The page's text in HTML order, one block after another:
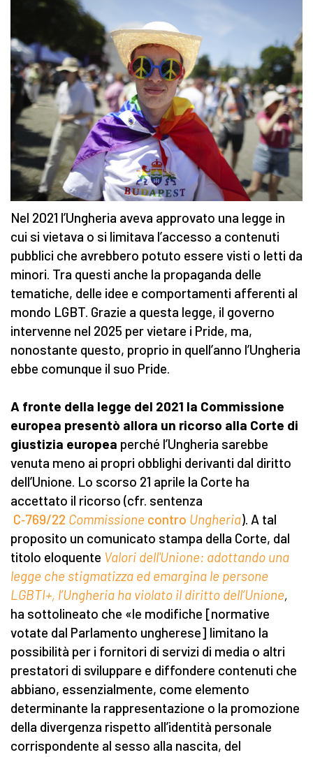
Nel 2021 l’Ungheria aveva approvato una legge in
cui si vietava o si limitava l’accesso a contenuti
pubblici che avrebbero potuto essere visti o letti da
minori. Tra questi anche la propaganda delle
tematiche, delle idee e comportamenti afferenti al
mondo LGBT. Grazie a questa legge, il governo
intervenne nel 2025 per vietare i Pride, ma,
nonostante questo, proprio in quell’anno l’Ungheria
ebbe comunque il suo Pride.
A fronte della legge del 2021 la Commissione
europea presentò allora un ricorso alla Corte di
giustizia europea perché l’Ungheria sarebbe
venuta meno ai propri obblighi derivanti dal diritto
dell’Unione. Lo scorso 21 aprile la Corte ha
accettato il ricorso (cfr. sentenza
C‑769/22 Commissione contro Ungheria). A tal
proposito un comunicato stampa della Corte, dal
titolo eloquente Valori dell'Unione: adottando una
legge che stigmatizza ed emargina le persone
LGBTI+, l’Ungheria ha violato il diritto dell’Unione,
ha sottolineato che «le modifiche [normative
votate dal Parlamento ungherese] limitano la
possibilità per i fornitori di servizi di media o altri
prestatori di sviluppare e diffondere contenuti che
abbiano, essenzialmente, come elemento
determinante la rappresentazione o la promozione
della divergenza rispetto all’identità personale
corrispondente al sesso alla nascita, del